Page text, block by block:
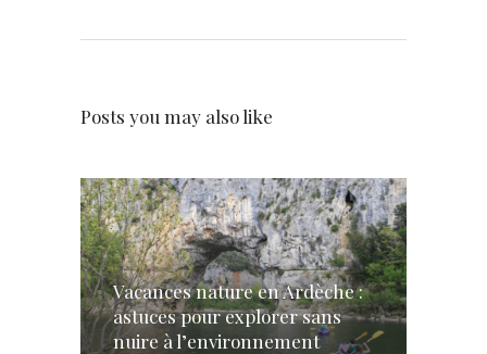
Posts you may also like
Vacances nature en Ardèche :
astuces pour explorer sans
nuire à l’environnement